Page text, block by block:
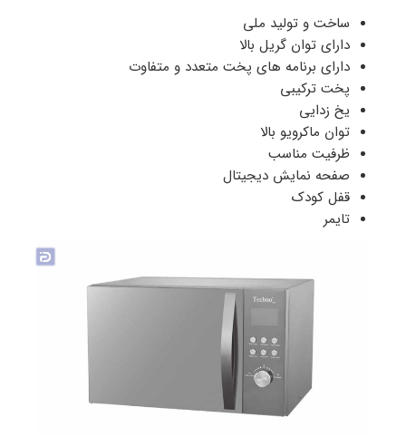
ساخت و تولید ملی
دارای توان گریل بالا
دارای برنامه های پخت متعدد و متفاوت
پخت ترکیبی
یخ زدایی
توان ماکرویو بالا
ظرفیت مناسب
صفحه نمایش دیجیتال
قفل کودک
تایمر